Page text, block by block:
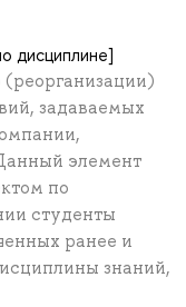
дисциплине]
задаваемых
элемент
по
студенты
ранее и
знаний,